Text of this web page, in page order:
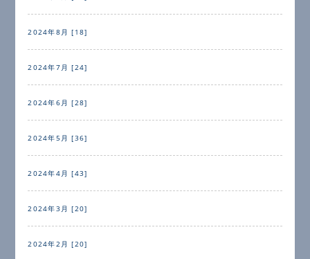
2024年8月 [18]
2024年7月 [24]
2024年6月 [28]
2024年5月 [36]
2024年4月 [43]
2024年3月 [20]
2024年2月 [20]